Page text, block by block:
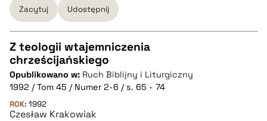
BIBTEX
pobierz cytat
Zacytuj Udostępnij
CZYSTY TEKST
pobierz cytat
Z teologii wtajemniczenia
chrześcijańskiego
Opublikowano w: Ruch Biblijny i Liturgiczny
1992 / Tom 45 / Numer 2-6 / s. 65 - 74
ROK: 1992
Czesław Krakowiak